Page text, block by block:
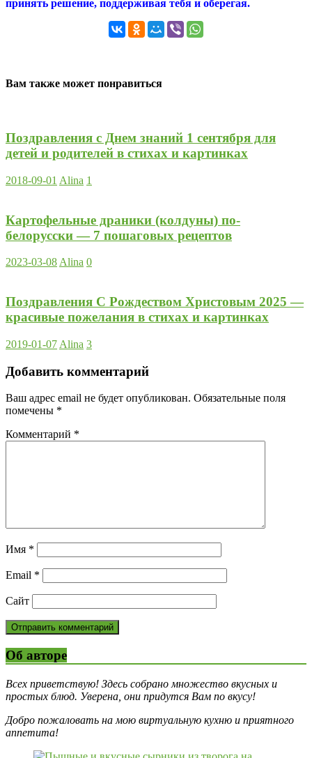
принять решение, поддерживая тебя и оберегая.
Вам также может понравиться
Поздравления с Днем знаний 1 сентября для
детей и родителей в стихах и картинках
2018-09-01 Alina 1
Картофельные драники (колдуны) по-
белорусски — 7 пошаговых рецептов
2023-03-08Alina 0
Поздравления С Рождеством Христовым 2025 —
красивые пожелания в стихах и картинках
2019-01-07 Alina 3
Добавить комментарий
Ваш адрес email не будет опубликован. Обязательные поля
помечены *
Комментарий *
Имя *
Email *
Сайт
Об авторе
Всех приветствую! Здесь собрано множество вкусных и
простых блюд. Уверена, они придутся Вам по вкусу!
Добро пожаловать на мою виртуальную кухню и приятного
аппетита!